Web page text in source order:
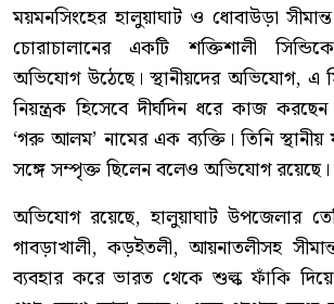
ময়মনসিংহের হালুয়াঘাট ও ধোবাউড়া
চোরাচালানের একটি শক্তিশালী
অভিযোগ উঠেছে। স্থানীয়দের অভিযোগ, এ
নিয়ন্ত্রক হিসেবে দীর্ঘদিন ধরে কাজ
‘গরু আলম’ নামের এক ব্যক্তি। তিনি স্থানীয়
সঙ্গে সম্পৃক্ত ছিলেন বলেও অভিযোগ রয়েছে।
অভিযোগ রয়েছে, হালুয়াঘাট উপজেলার
গাবড়াখালী, কড়ইতলী, আয়নাতলীসহ
ব্যবহার করে ভারত থেকে শুল্ক ফাঁকি দিয়ে